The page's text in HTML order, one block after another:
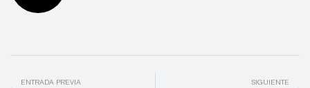
ENTRADA PREVIA SIGUIENTE